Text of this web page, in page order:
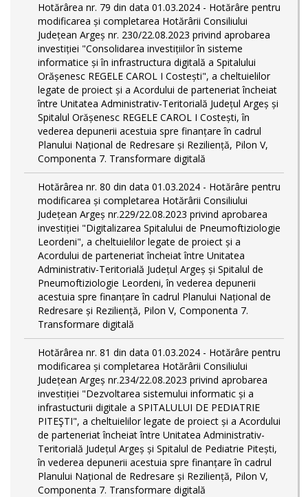
Hotărârea nr. 79 din data 01.03.2024 - Hotărâre pentru
modificarea și completarea Hotărârii Consiliului
Județean Argeș nr. 230/22.08.2023 privind aprobarea
investiției "Consolidarea investițiilor în sisteme
informatice și în infrastructura digitală a Spitalului
Orășenesc REGELE CAROL I Costești", a cheltuielilor
legate de proiect și a Acordului de parteneriat încheiat
între Unitatea Administrativ-Teritorială Județul Argeș și
Spitalul Orășenesc REGELE CAROL I Costești, în
vederea depunerii acestuia spre finanțare în cadrul
Planului Național de Redresare și Reziliență, Pilon V,
Componenta 7. Transformare digitală
Hotărârea nr. 80 din data 01.03.2024 - Hotărâre pentru
modificarea și completarea Hotărârii Consiliului
Județean Argeș nr.229/22.08.2023 privind aprobarea
investiției "Digitalizarea Spitalului de Pneumoftiziologie
Leordeni", a cheltuielilor legate de proiect și a
Acordului de parteneriat încheiat între Unitatea
Administrativ-Teritorială Județul Argeș și Spitalul de
Pneumoftiziologie Leordeni, în vederea depunerii
acestuia spre finanțare în cadrul Planului Național de
Redresare și Reziliență, Pilon V, Componenta 7.
Transformare digitală
Hotărârea nr. 81 din data 01.03.2024 - Hotărâre pentru
modificarea și completarea Hotărârii Consiliului
Județean Argeș nr.234/22.08.2023 privind aprobarea
investiției "Dezvoltarea sistemului informatic și a
infrastucturii digitale a SPITALULUI DE PEDIATRIE
PITEŞTI", a cheltuielilor legate de proiect și a Acordului
de parteneriat încheiat între Unitatea Administrativ-
Teritorială Județul Argeș și Spitalul de Pediatrie Pitești,
în vederea depunerii acestuia spre finanțare în cadrul
Planului Național de Redresare și Reziliență, Pilon V,
Componenta 7. Transformare digitală